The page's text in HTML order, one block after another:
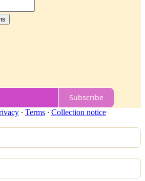
Subscribe
∙ Terms ∙ Collection notice